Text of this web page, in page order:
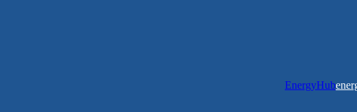
EnergyHub